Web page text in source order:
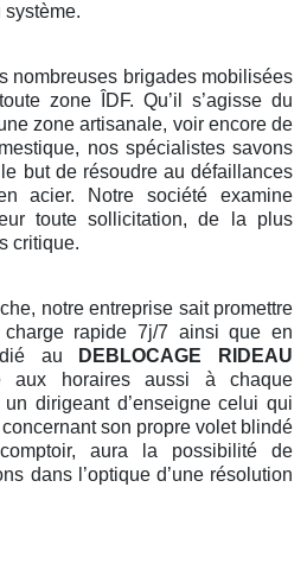
système.
nombreuses brigades mobilisées
zone ÎDF. Qu’il s’agisse du
zone artisanale, voir encore de
nos spécialistes savons
but de résoudre au défaillances
acier. Notre société examine
toute sollicitation, de la plus
critique.
notre entreprise sait promettre
rapide 7j/7 ainsi que en
au
DEBLOCAGE RIDEAU
aux horaires aussi à chaque
dirigeant d’enseigne celui qui
son propre volet blindé
aura la possibilité de
dans l’optique d’une résolution